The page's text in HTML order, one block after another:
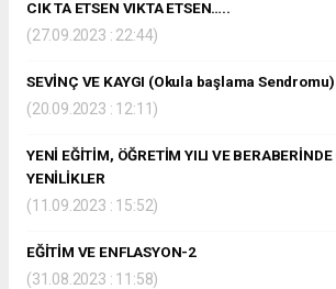
CIK TA ETSEN VIKTA ETSEN…..
(27.09.2023 : 22:44)
SEVİNÇ VE KAYGI (Okula başlama Sendromu)
(20.09.2023 : 12:11)
YENİ EĞİTİM, ÖĞRETİM YILI VE BERABERİNDE
YENİLİKLER
(11.09.2023 : 15:52)
EĞİTİM VE ENFLASYON-2
(31.08.2023 : 11:58)